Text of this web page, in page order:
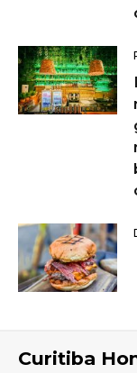
Curitiba